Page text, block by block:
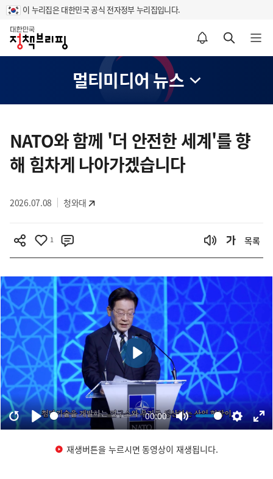
이 누리집은 대한민국 공식 전자정부 누리집입니다.
홈
알림설정 바로가기 검색 바로가기 메뉴 열기
멀티미디어 뉴스
텐
츠
영
NATO와 함께 '더 안전한 세계'를 향
해 힘차게 나아가겠습니다
2026.07.08 청와대
1 목록
재생버튼을 누르시면 동영상이 재생됩니다.